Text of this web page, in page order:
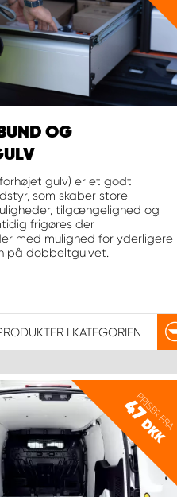
OG
gulv) er et godt
som skaber store
tilgængelighed og
frigøres der
med mulighed for yderligere
på dobbeltgulvet.
I KATEGORIEN
PRISER FRA
47
DKK